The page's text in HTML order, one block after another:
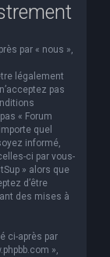
par « nous »,
légalement
pas
« Forum
quel
informé,
ci par vous-
» alors que
d’être
des mises à
ci-après par
»,